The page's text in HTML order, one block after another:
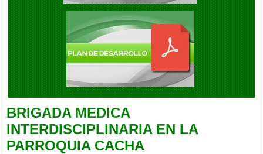
BRIGADA MEDICA INTERDISCIPLINARIA EN LA PARROQUIA
CACHA
Viernes, 05 Septiembre 2025 20:00
BRIGADA MEDICA
INTERDISCIPLINARIA EN LA
PARROQUIA CACHA